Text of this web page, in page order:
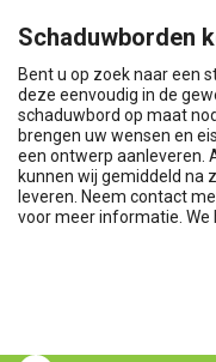
Schaduwborden
Bent u op zoek naar een
deze eenvoudig in de
schaduwbord op maat
brengen uw wensen en
een ontwerp aanleveren.
kunnen wij gemiddeld na
leveren. Neem contact
voor meer informatie. We